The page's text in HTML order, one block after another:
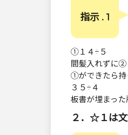
指示 . 1
①１４÷５
間髪入れずに
①ができたら持
３５÷４
板書が埋まった
２．☆１は文